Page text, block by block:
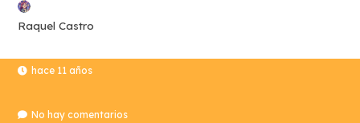
Raquel Castro
hace 11 años
No hay comentarios